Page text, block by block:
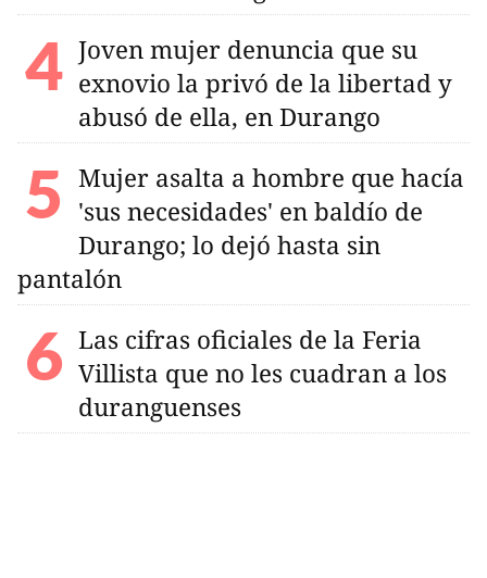
Joven mujer denuncia que su
exnovio la privó de la libertad y
abusó de ella, en Durango
Mujer asalta a hombre que hacía
'sus necesidades' en baldío de
Durango; lo dejó hasta sin
pantalón
Las cifras oficiales de la Feria
Villista que no les cuadran a los
duranguenses